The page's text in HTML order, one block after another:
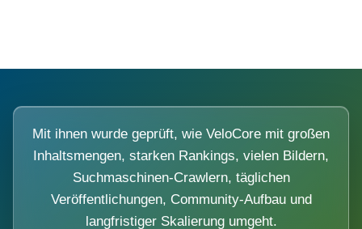
Mit ihnen wurde geprüft, wie VeloCore mit großen
Inhaltsmengen, starken Rankings, vielen Bildern,
Suchmaschinen-Crawlern, täglichen
Veröffentlichungen, Community-Aufbau und
langfristiger Skalierung umgeht.